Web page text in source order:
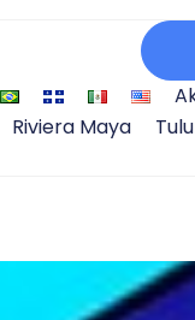
Riviera Maya